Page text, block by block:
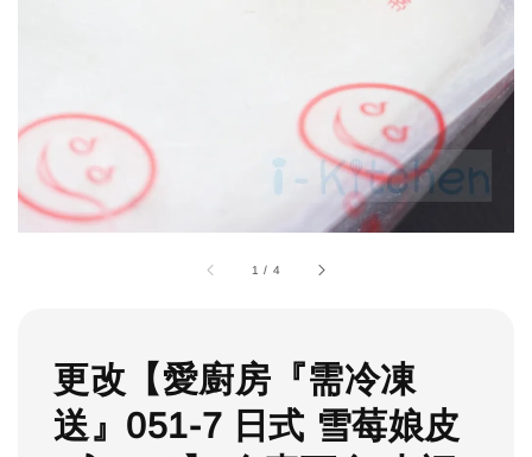
1 / 4
更改【愛廚房『需冷凍
送』051-7 日式 雪莓娘皮